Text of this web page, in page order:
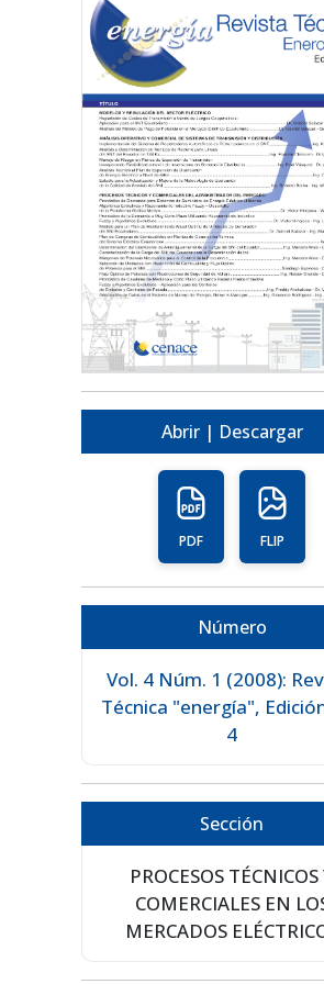
Abrir | Descargar
PDF FLIP
Número
Vol. 4 Núm. 1 (2008):
Técnica "energía",
4
Sección
PROCESOS TÉCNICOS
COMERCIALES EN
MERCADOS